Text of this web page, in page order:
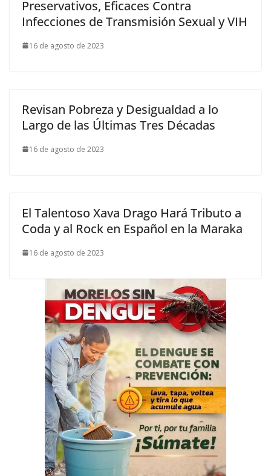
Preservativos, Eficaces Contra
Infecciones de Transmisión Sexual y VIH
16 de agosto de 2023
Revisan Pobreza y Desigualdad a lo
Largo de las Últimas Tres Décadas
16 de agosto de 2023
El Talentoso Xava Drago Hará Tributo a
Coda y al Rock en Español en la Maraka
16 de agosto de 2023